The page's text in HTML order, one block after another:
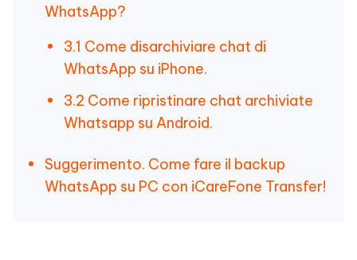
WhatsApp?
3.1 Come disarchiviare chat di
WhatsApp su iPhone.
3.2 Come ripristinare chat archiviate
Whatsapp su Android.
Suggerimento. Come fare il backup
WhatsApp su PC con iCareFone Transfer!